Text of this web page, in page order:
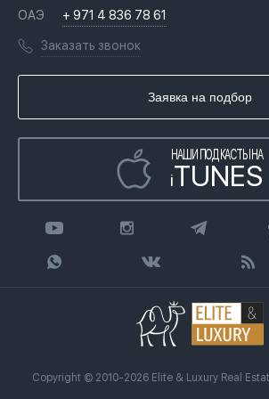
Переезд в Дубай, ОАЭ
Гражданство ОАЭ
Вопросы и ответы
Книги
Инфографика
Лицензии
Агентство недвижимости
ОАЭ + 971 4 836 78 61
Заказать звонок
Заявка на подбор
НАШИ ПОДКАСТЫ НА
iTUNES
Copyright © 2010-2026 Elite & Luxury Real